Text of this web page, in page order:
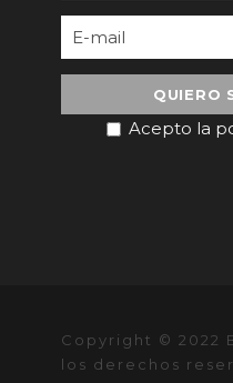
Acepto la
Copyright © 2022
los derechos